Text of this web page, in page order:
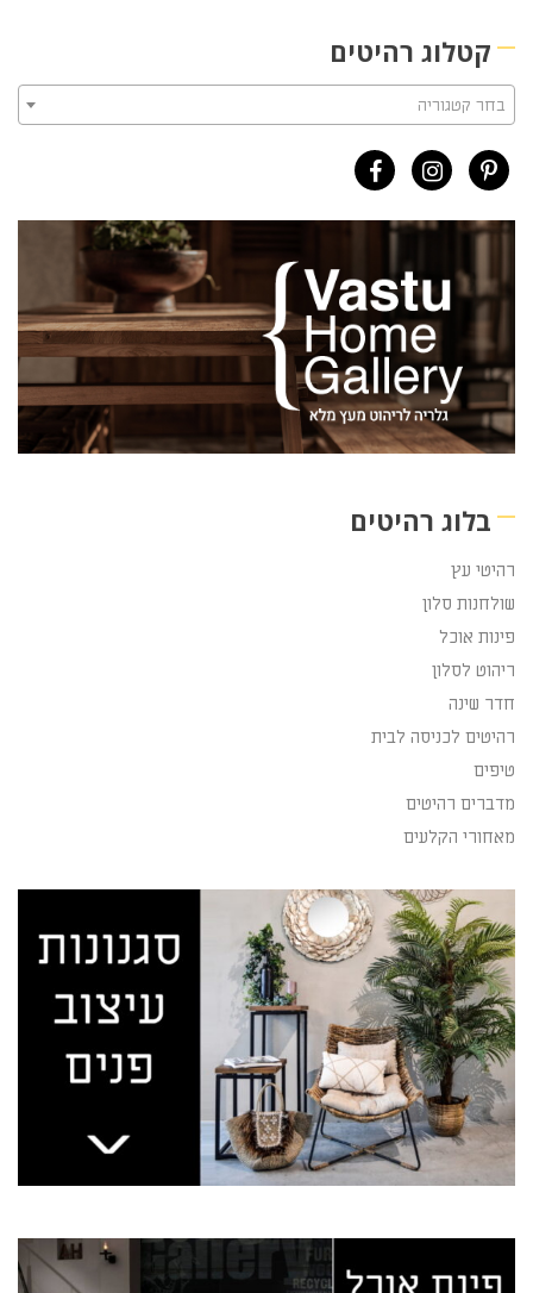
קטלוג רהיטים
בחר קטגוריה
בלוג רהיטים
רהיטי עץ
שולחנות סלון
פינות אוכל
ריהוט לסלון
חדר שינה
רהיטים לכניסה לבית
טיפים
מדברים רהיטים
מאחורי הקלעים